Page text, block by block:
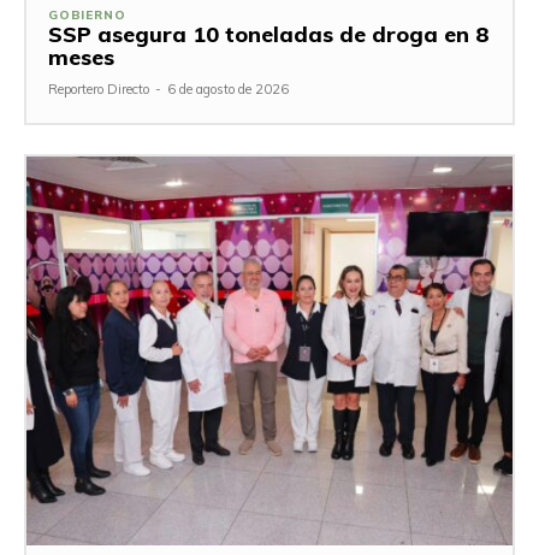
GOBIERNO
SSP asegura 10 toneladas de droga en 8
meses
Reportero Directo - 6 de agosto de 2026